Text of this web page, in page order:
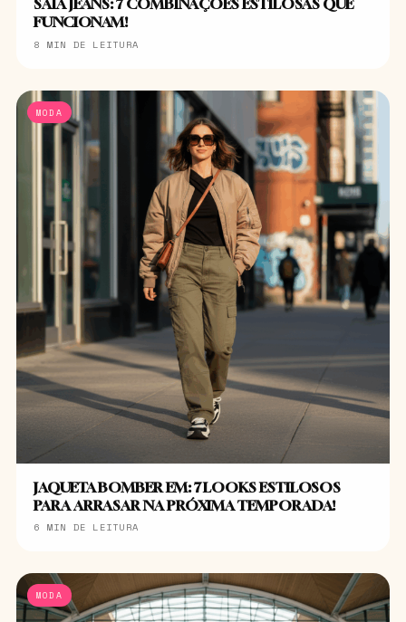
SAIA JEANS: 7 COMBINAÇÕES ESTILOSAS QUE
FUNCIONAM!
8 MIN DE LEITURA
MODA
JAQUETA BOMBER EM: 7 LOOKS ESTILOSOS
PARA ARRASAR NA PRÓXIMA TEMPORADA!
6 MIN DE LEITURA
MODA